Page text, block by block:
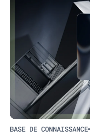
BASE DE CONNAISSANCE